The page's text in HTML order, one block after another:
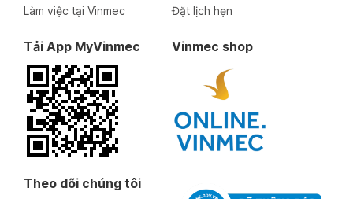
Làm việc tại Vinmec
Đặt lịch hẹn
Tải App MyVinmec Vinmec shop
Theo dõi chúng tôi